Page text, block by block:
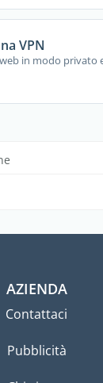
VPN
in modo privato
AZIENDA
Contattaci
Pubblicità